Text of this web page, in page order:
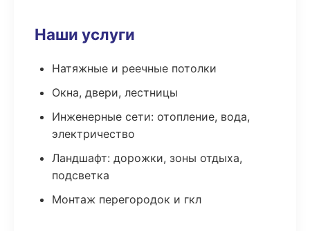
Наши услуги
Натяжные и реечные потолки
Окна, двери, лестницы
Инженерные сети: отопление, вода,
электричество
Ландшафт: дорожки, зоны отдыха,
подсветка
Монтаж перегородок и гкл